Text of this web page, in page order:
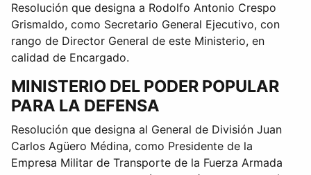
Resolución que designa a Rodolfo Antonio Crespo
Grismaldo, como Secretario General Ejecutivo, con
rango de Director General de este Ministerio, en
calidad de Encargado.
MINISTERIO DEL PODER POPULAR
PARA LA DEFENSA
Resolución que designa al General de División Juan
Carlos Agüero Médina, como Presidente de la
Empresa Militar de Transporte de la Fuerza Armada